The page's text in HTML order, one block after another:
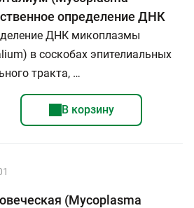
определение ДНК
ДНК микоплазмы
в соскобах эпителиальных
тракта, …
В корзину
(Mycoplasma